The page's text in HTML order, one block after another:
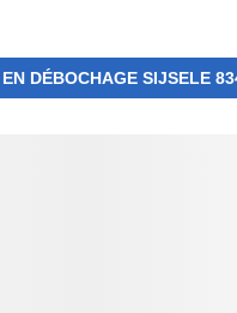
DÉBOCHAGE SIJSELE